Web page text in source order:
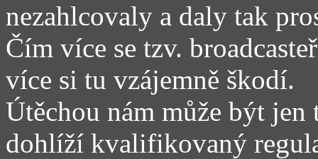
nezahlcovaly a daly tak
Čím více se tzv.
více si tu vzájemně škodí.
Útěchou nám může být jen
dohlíží kvalifikovaný